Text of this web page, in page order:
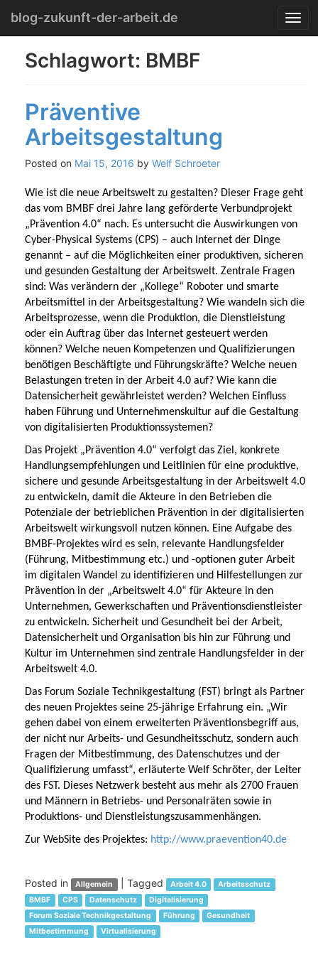
Menu
content
T
o
t
blog-zukunft-der-arbeit.de
Schlagwort: BMBF
Präventive
Arbeitsgestaltung
Posted on Mai 15, 2016 by Welf Schroeter
Wie ist die neue Arbeitswelt zu gestalten? Dieser Frage geht
das vom BMBF drei Jahre lang geförderte Verbundprojekt
„Prävention 4.0“ nach. Es untersucht die Auswirkungen von
Cyber-Physical Systems (CPS) – auch Internet der Dinge
genannt – auf die Möglichkeiten einer produktiven, sicheren
und gesunden Gestaltung der Arbeitswelt. Zentrale Fragen
sind: Was verändern der „Kollege“ Roboter und smarte
Arbeitsmittel in der Arbeitsgestaltung? Wie wandeln sich die
Arbeitsprozesse, wenn die Produktion, die Dienstleistung
oder ein Auftrag über das Internet gesteuert werden
können? Welche neuen Kompetenzen und Qualifizierungen
benötigen Beschäftigte und Führungskräfte? Welche neuen
Belastungen treten in der Arbeit 4.0 auf? Wie kann die
Datensicherheit gewährleistet werden? Welchen Einfluss
haben Führung und Unternehmenskultur auf die Gestaltung
von digitalisierten Produktionssystemen?
Das Projekt „Prävention 4.0“ verfolgt das Ziel, konkrete
Handlungsempfehlungen und Leitlinien für eine produktive,
sichere und gesunde Arbeitsgestaltung in der Arbeitswelt 4.0
zu entwickeln, damit die Akteure in den Betrieben die
Potenziale der betrieblichen Prävention in der digitalisierten
Arbeitswelt wirkungsvoll nutzen können. Eine Aufgabe des
BMBF-Projektes wird es sein, relevante Handlungsfelder
(Führung, Mitbestimmung etc.) und -optionen guter Arbeit
im digitalen Wandel zu identifizieren und Hilfestellungen zur
Prävention in der „Arbeitswelt 4.0“ für Akteure in den
Unternehmen, Gewerkschaften und Präventionsdienstleister
zu entwickeln. Sicherheit und Gesundheit bei der Arbeit,
Datensicherheit und Organisation bis hin zur Führung und
Kultur im Unternehmen sind zentrale Handlungsfelder in der
Arbeitswelt 4.0.
Das Forum Soziale Technikgestaltung (FST) bringt als Partner
des neuen Projektes seine 25-jährige Erfahrung ein. „Wir
gehen dabei von einem erweiterten Präventionsbegriff aus,
der nicht nur Arbeits- und Gesundheitsschutz, sondern auch
Fragen der Mitbestimmung, des Datenschutzes und der
Qualifizierung umfasst“, erläuterte Welf Schröter, der Leiter
des FST. Dieses Netzwerk besteht aus mehr als 2700 Frauen
und Männern in Betriebs- und Personalräten sowie in
Produktions- und Dienstleistungszusammenhängen.
Zur WebSite des Projektes: http://www.praevention40.de
Posted in Allgemein Tagged Arbeit 4.0
Arbeitsschutz
BMBF
CPS Datenschutz
Digitalisierung
Forum Soziale Technikgestaltung
Führung
Gesundheit
Mitbestimmung
Virtualisierung